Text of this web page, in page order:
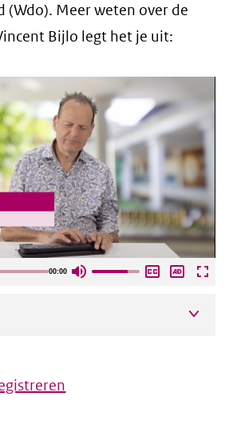
(Wdo). Meer weten over de
Bijlo legt het je uit:
00:00